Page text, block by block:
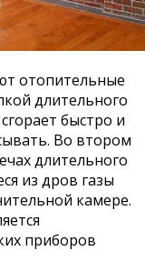
отопительные
длительного
быстро и
Во втором
длительного
из дров газы
камере.
приборов